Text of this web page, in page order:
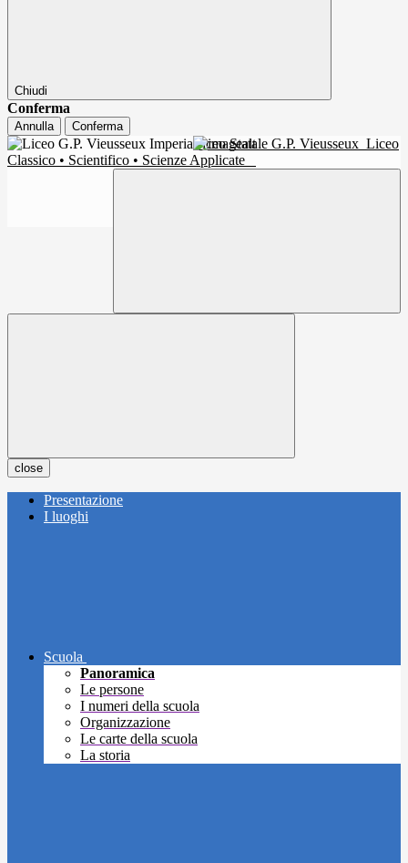
Chiudi
Conferma
Annulla Conferma
Liceo Statale G.P. Vieusseux Liceo
Classico • Scientifico • Scienze Applicate
close
Presentazione
I luoghi
Scuola
Panoramica
Le persone
I numeri della scuola
Organizzazione
Le carte della scuola
La storia